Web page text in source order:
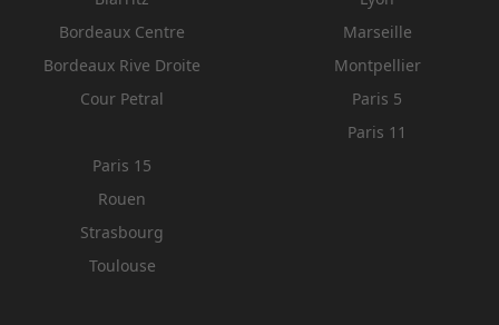
Bordeaux Centre
Bordeaux Rive Droite
Cour Petral
Marseille
Montpellier
Paris 5
Paris 11
Paris 15
Rouen
Strasbourg
Toulouse